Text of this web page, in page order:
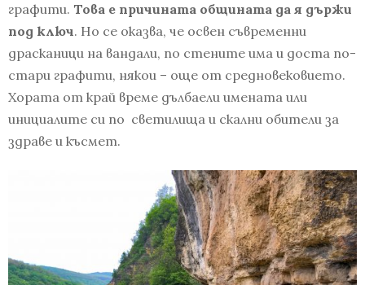
графити. Това е причината общината да я държи
под ключ. Но се оказва, че освен съвременни
драсканици на вандали, по стените има и доста по-
стари графити, някои – още от средновековието.
Хората от край време дълбаели имената или
инициалите си по светилища и скални обители за
здраве и късмет.